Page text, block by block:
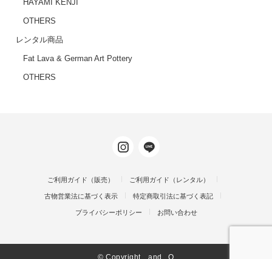
HAYAMI KENJI
OTHERS
レンタル商品
Fat Lava & German Art Pottery
OTHERS
ご利用ガイド（販売） ご利用ガイド（レンタル）
古物営業法に基づく表示 特定商取引法に基づく表記
プライバシーポリシー お問い合わせ